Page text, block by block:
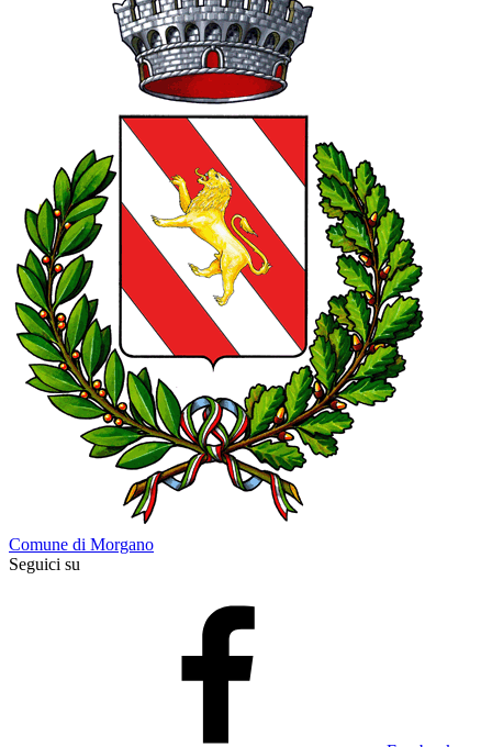
Comune di Morgano
Seguici su